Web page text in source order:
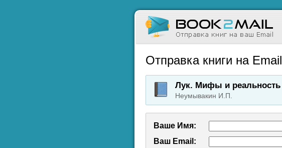
Отправка книги на Email
Лук. Мифы и реальность
Неумывакин И.П.
Ваше Имя:
Ваш Emаil: